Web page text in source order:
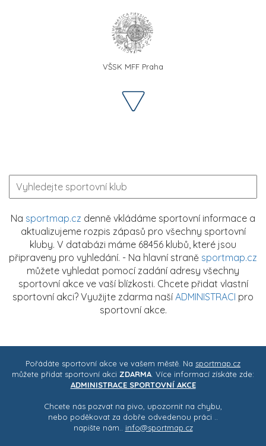
VŠSK MFF Praha
Na sportmap.cz denně vkládáme sportovní informace a
aktualizujeme rozpis zápasů pro všechny sportovní
kluby. V databázi máme 68456 klubů, které jsou
připraveny pro vyhledání. - Na hlavní straně sportmap.cz
můžete vyhledat pomocí zadání adresy všechny
sportovní akce ve vaší blízkosti. Chcete přidat vlastní
sportovní akci? Využijte zdarma naší ADMINISTRACI pro
sportovní akce.
Pořádáte sportovní akce ve vašem městě. Na sportmap.cz
můžete přidat sportovní akci ZDARMA . Více informací získáte zde:
ADMINISTRACE SPORTOVNÍ AKCE
Chcete nás pozvat na pivo, upozornit na chybu,
nebo poděkovat za dobře odvedenou práci ..
napište nám.. info@sportmap.cz